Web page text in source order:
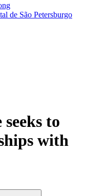
de São Petersburgo
to
with